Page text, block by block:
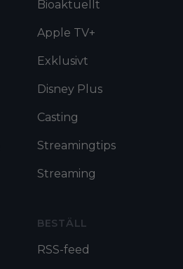
Bioaktuellt
Apple TV+
Exklusivt
Disney Plus
Casting
Streamingtips
Streaming
BESTÄLL
RSS-feed